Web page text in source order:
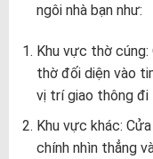
ngôi nhà bạn như:
Khu vực thờ cúng:
thờ đối diện vào
vị trí giao thông đi
Khu vực khác:
chính nhìn thẳng